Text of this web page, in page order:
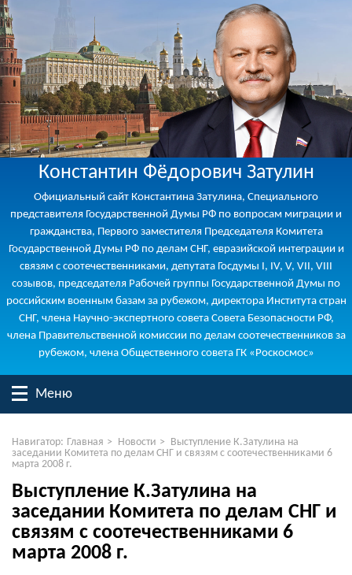
Константин Фёдорович Затулин
Официальный сайт Константина Затулина, Специального
представителя Государственной Думы РФ по вопросам миграции и
гражданства, Первого заместителя Председателя Комитета
Государственной Думы РФ по делам СНГ, евразийской интеграции и
связям с соотечественниками, депутата Госдумы I, IV, V, VII, VIII
созывов, председателя Рабочей группы Государственной Думы по
российским военным базам за рубежом, директора Института стран
СНГ, члена Научно-экспертного совета Совета Безопасности РФ,
члена Правительственной комиссии по делам соотечественников за
рубежом, члена Общественного совета ГК «Роскосмос»
Меню
Навигатор: Главная > Новости > Выступление К.Затулина на
заседании Комитета по делам СНГ и связям с соотечественниками 6
марта 2008 г.
Выступление К.Затулина на
заседании Комитета по делам СНГ и
связям с соотечественниками 6
марта 2008 г.